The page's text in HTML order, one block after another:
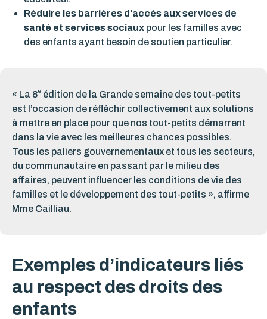
Réduire les barrières d’accès aux services de
santé et services sociaux pour les familles avec
des enfants ayant besoin de soutien particulier.
« La 8e édition de la Grande semaine des tout-petits
est l’occasion de réfléchir collectivement aux solutions
à mettre en place pour que nos tout-petits démarrent
dans la vie avec les meilleures chances possibles.
Tous les paliers gouvernementaux et tous les secteurs,
du communautaire en passant par le milieu des
affaires, peuvent influencer les conditions de vie des
familles et le développement des tout-petits », affirme
Mme Cailliau.
Exemples d’indicateurs liés
au respect des droits des
enfants